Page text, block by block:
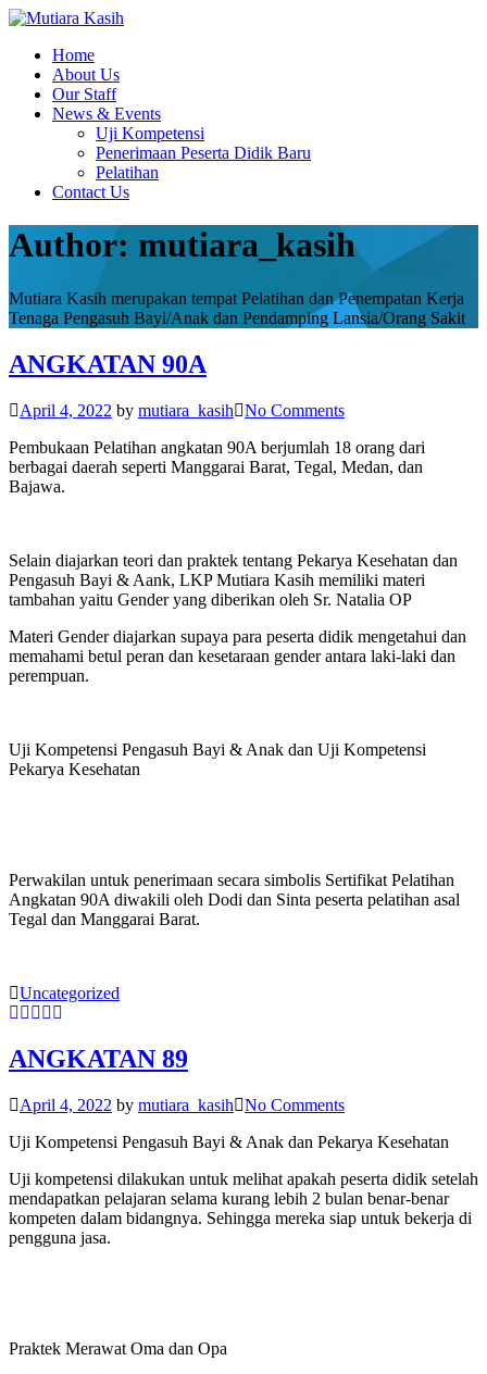
Home
About Us
Our Staff
News & Events
Uji Kompetensi
Penerimaan Peserta Didik Baru
Pelatihan
Contact Us
Author: mutiara_kasih
Mutiara Kasih merupakan tempat Pelatihan dan Penempatan Kerja
Tenaga Pengasuh Bayi/Anak dan Pendamping Lansia/Orang Sakit
ANGKATAN 90A
April 4, 2022 by mutiara_kasih
No Comments
Pembukaan Pelatihan angkatan 90A berjumlah 18 orang dari
berbagai daerah seperti Manggarai Barat, Tegal, Medan, dan
Bajawa.
Selain diajarkan teori dan praktek tentang Pekarya Kesehatan dan
Pengasuh Bayi & Aank, LKP Mutiara Kasih memiliki materi
tambahan yaitu Gender yang diberikan oleh Sr. Natalia OP
Materi Gender diajarkan supaya para peserta didik mengetahui dan
memahami betul peran dan kesetaraan gender antara laki-laki dan
perempuan.
Uji Kompetensi Pengasuh Bayi & Anak dan Uji Kompetensi
Pekarya Kesehatan
Perwakilan untuk penerimaan secara simbolis Sertifikat Pelatihan
Angkatan 90A diwakili oleh Dodi dan Sinta peserta pelatihan asal
Tegal dan Manggarai Barat.
Uncategorized
ANGKATAN 89
April 4, 2022 by mutiara_kasih
No Comments
Uji Kompetensi Pengasuh Bayi & Anak dan Pekarya Kesehatan
Uji kompetensi dilakukan untuk melihat apakah peserta didik setelah
mendapatkan pelajaran selama kurang lebih 2 bulan benar-benar
kompeten dalam bidangnya. Sehingga mereka siap untuk bekerja di
pengguna jasa.
Praktek Merawat Oma dan Opa